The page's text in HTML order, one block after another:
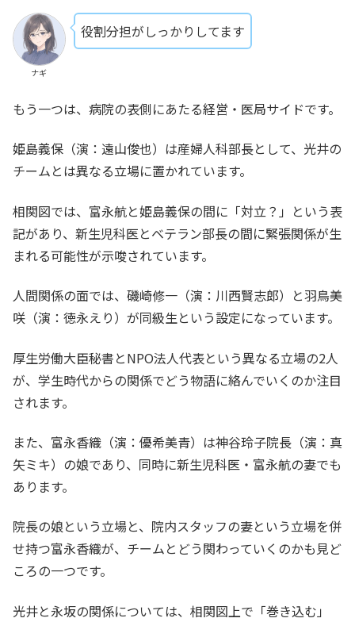
ナギ
役割分担がしっかりしてます
もう一つは、病院の表側にあたる経営・医局サイドです。
姫島義保（演：遠山俊也）は産婦人科部長として、光井の
チームとは異なる立場に置かれています。
相関図では、富永航と姫島義保の間に「対立？」という表
記があり、新生児科医とベテラン部長の間に緊張関係が生
まれる可能性が示唆されています。
人間関係の面では、磯崎修一（演：川西賢志郎）と羽鳥美
咲（演：徳永えり）が同級生という設定になっています。
厚生労働大臣秘書とNPO法人代表という異なる立場の2人
が、学生時代からの関係でどう物語に絡んでいくのか注目
されます。
また、富永香織（演：優希美青）は神谷玲子院長（演：真
矢ミキ）の娘であり、同時に新生児科医・富永航の妻でも
あります。
院長の娘という立場と、院内スタッフの妻という立場を併
せ持つ富永香織が、チームとどう関わっていくのかも見ど
ころの一つです。
光井と永坂の関係については、相関図上で「巻き込む」